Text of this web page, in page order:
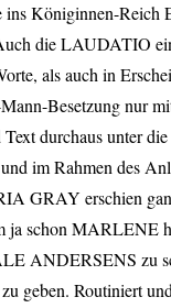
Königinnen-Reich
dieLAUDATIO
als auch in
Besetzung nur
durchaus unter
im Rahmen des
GRAY erschien
ja schon MARLENE
ANDERSENS zu
geben. Routiniert